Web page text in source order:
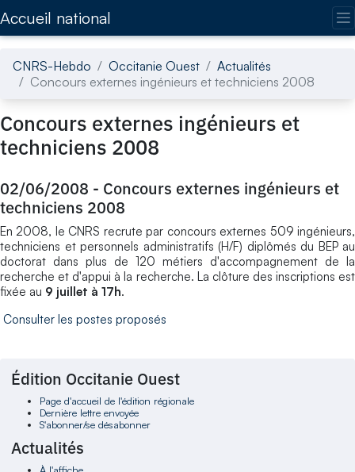
Accueil national
CNRS-Hebdo Occitanie Ouest
Actualités
Concours externes ingénieurs et techniciens 2008
Concours externes ingénieurs et
techniciens 2008
02/06/2008 - Concours externes ingénieurs et
techniciens 2008
En 2008, le CNRS recrute par concours externes 509 ingénieurs,
techniciens et personnels administratifs (H/F) diplômés du BEP au
doctorat dans plus de 120 métiers d'accompagnement de la
recherche et d'appui à la recherche. La clôture des inscriptions est
fixée au 9 juillet à 17h.
Consulter les postes proposés
Édition Occitanie Ouest
Page d'accueil de l'édition régionale
Dernière lettre envoyée
S'abonner/se désabonner
Actualités
À l'affiche